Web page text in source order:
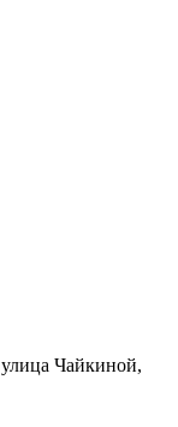
Чайкиной,